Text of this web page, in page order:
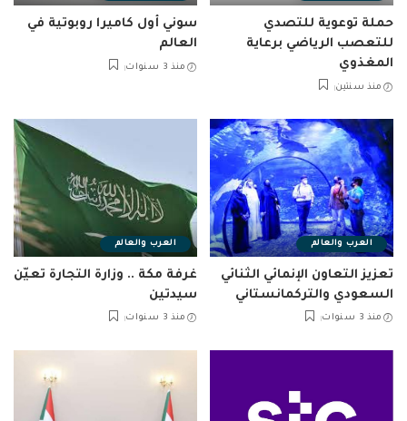
حملة توعوية للتصدي
للتعصب الرياضي برعاية
المغذوي
منذ سنتين
سوني أول كاميرا روبوتية في
العالم
منذ 3 سنوات
العرب والعالم
تعزيز التعاون الإنمائي الثنائي
السعودي والتركمانستاني
منذ 3 سنوات
العرب والعالم
غرفة مكة .. وزارة التجارة تعيّن
سيدتين
منذ 3 سنوات